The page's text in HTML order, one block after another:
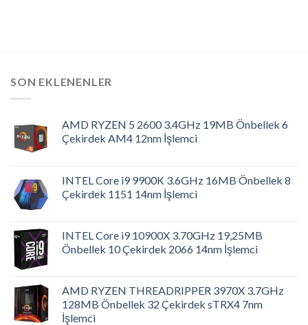
SON EKLENENLER
AMD RYZEN 5 2600 3.4GHz 19MB Önbellek 6
Çekirdek AM4 12nm İşlemci
INTEL Core i9 9900K 3.6GHz 16MB Önbellek 8
Çekirdek 1151 14nm İşlemci
INTEL Core i9 10900X 3.70GHz 19,25MB
Önbellek 10 Çekirdek 2066 14nm İşlemci
AMD RYZEN THREADRIPPER 3970X 3.7GHz
128MB Önbellek 32 Çekirdek sTRX4 7nm
İşlemci